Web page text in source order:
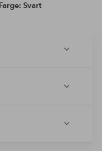
Svart